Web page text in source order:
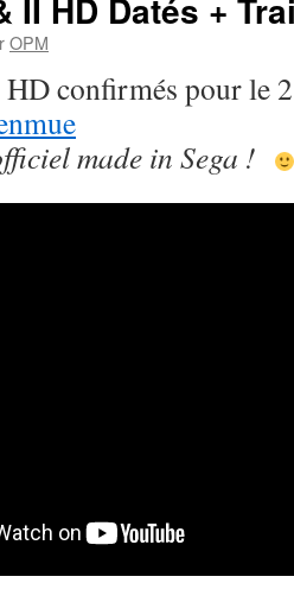
II HD Datés +
OPM
confirmés pour le
made in Sega !